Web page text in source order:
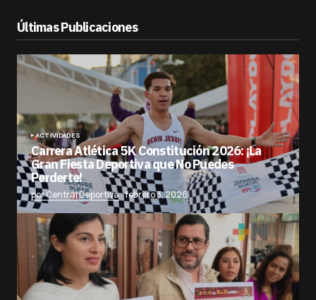
Últimas Publicaciones
ACTIVIDADES
Carrera Atlética 5K Constitución 2026: ¡La
Gran Fiesta Deportiva que No Puedes
Perderte!
por Central Deportiva febrero 3, 2026